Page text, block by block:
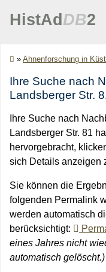
HistAd DB2
» Ahnenforschung in
Ihre Suche nach
Landsberger Str.
Ihre Suche nach
Landsberger Str. 81
hervorgebracht,
sich Details anzeigen
Sie können die
folgenden Permalink
werden automatisch
berücksichtigt:
eines Jahres nicht
automatisch gelöscht.)